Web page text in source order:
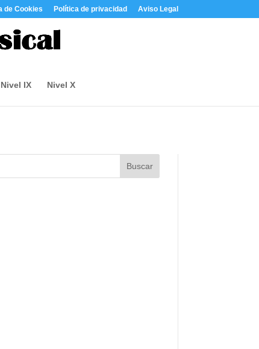
de Cookies Política de privacidad Aviso Legal
Nivel IX Nivel X